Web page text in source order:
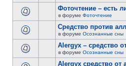
Фоточтение – есть
в форуме Фоточтение
Cредство против
в форуме Осознанные сны
Alergyx – средство
в форуме Осознанные сны
Alergyx средство от